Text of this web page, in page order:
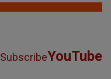
SubscribeYouTube